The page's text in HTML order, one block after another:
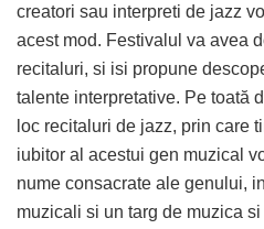
creatori sau interpreti de jazz
acest mod. Festivalul va avea
recitaluri, si isi propune
talente interpretative. Pe toată
loc recitaluri de jazz, prin care
iubitor al acestui gen muzical
nume consacrate ale genului,
muzicali si un targ de muzica